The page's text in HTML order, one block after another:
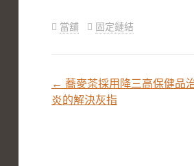
當舖 固定鏈結
文
← 蕎麥茶採用降三高保健品
炎的解決灰指